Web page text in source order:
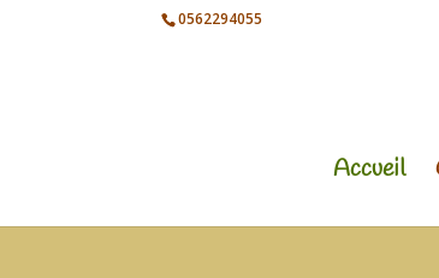
0562294055
Accueil